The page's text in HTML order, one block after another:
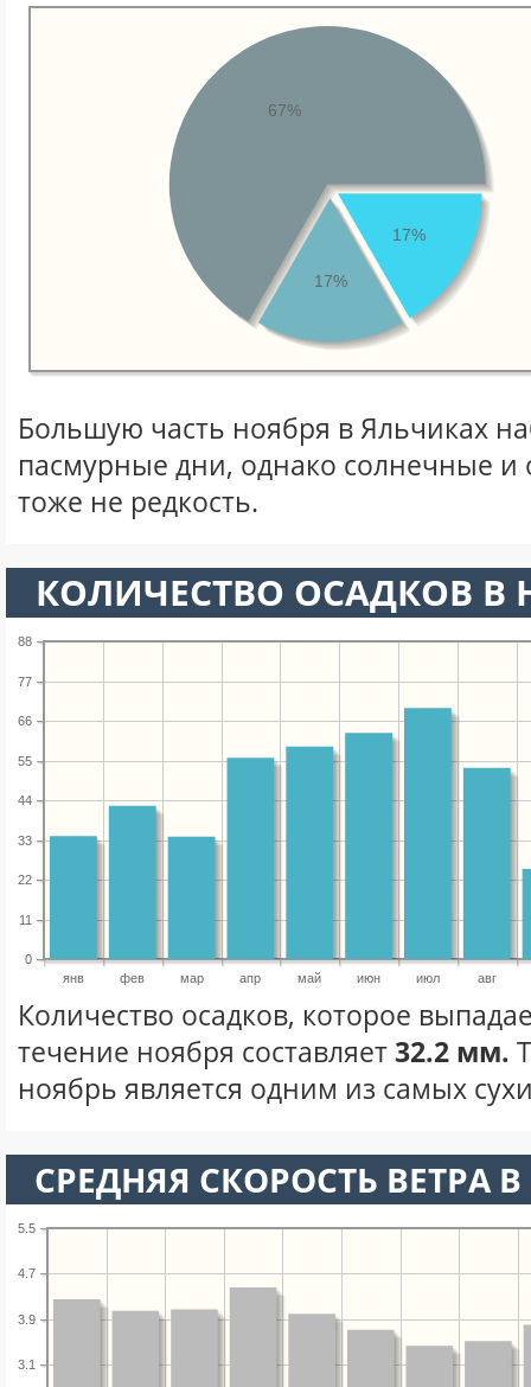
17%
17%
67%
Большую часть ноября в Яльчиках
пасмурные дни, однако солнечные
тоже не редкость.
КОЛИЧЕСТВО ОСАДКОВ В
янв фев мар апр май июн июл авг
0
11
22
33
44
55
66
77
88
Количество осадков, которое
течение ноября составляет32.2 мм.
ноябрь является одним из самых
СРЕДНЯЯ СКОРОСТЬ ВЕТРА
3.1
3.9
4.7
5.5